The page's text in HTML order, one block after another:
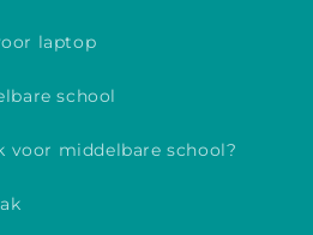
laptop
school
voor middelbare school?